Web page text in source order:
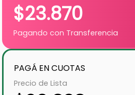
$23.870
Pagando con Transferencia
PAGÁ EN CUOTAS
Precio de Lista